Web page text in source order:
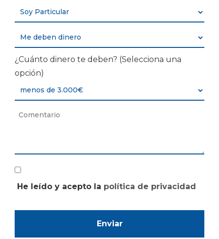
¿Cuánto dinero te deben? (Selecciona una
opción)
He leído y acepto la política de privacidad